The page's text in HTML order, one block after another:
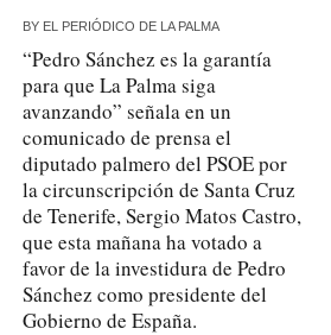
BY EL PERIÓDICO DE LA PALMA
“Pedro Sánchez es la garantía
para que La Palma siga
avanzando” señala en un
comunicado de prensa el
diputado palmero del PSOE por
la circunscripción de Santa Cruz
de Tenerife, Sergio Matos Castro,
que esta mañana ha votado a
favor de la investidura de Pedro
Sánchez como presidente del
Gobierno de España.